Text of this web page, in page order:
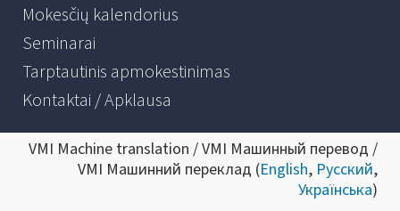
Mokesčių kalendorius
Seminarai
Tarptautinis apmokestinimas
Kontaktai / Apklausa
VMI Machine translation / VMI Машинный перевод /
VMI Машинний переклад (English, Русский,
Українська)